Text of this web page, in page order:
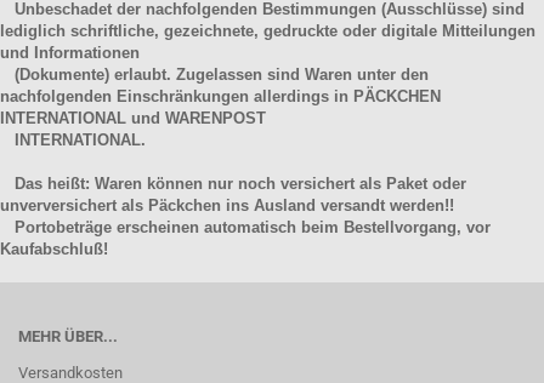
Unbeschadet der nachfolgenden Bestimmungen (Ausschlüsse) sind
lediglich schriftliche, gezeichnete, gedruckte oder digitale Mitteilungen
und Informationen
(Dokumente) erlaubt. Zugelassen sind Waren unter den
nachfolgenden Einschränkungen allerdings in PÄCKCHEN
INTERNATIONAL und WARENPOST
INTERNATIONAL.
Das heißt: Waren können nur noch versichert als Paket oder
unverversichert als Päckchen ins Ausland versandt werden!!
Portobeträge erscheinen automatisch beim Bestellvorgang, vor
Kaufabschluß!
MEHR ÜBER...
Versandkosten